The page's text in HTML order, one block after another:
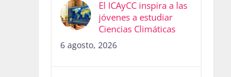
El ICAyCC inspira a las
jóvenes a estudiar
Ciencias Climáticas
6 agosto, 2026